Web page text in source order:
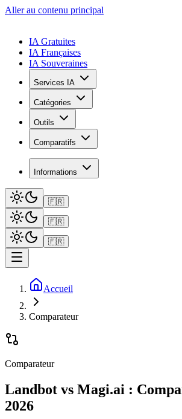
Aller au contenu principal
IA Gratuites
IA Françaises
IA Souveraines
Services IA
Catégories
Outils
Comparatifs
Informations
🇫🇷
🇫🇷
🇫🇷
Accueil
Comparateur
Comparateur
Landbot vs Magi.ai :
2026